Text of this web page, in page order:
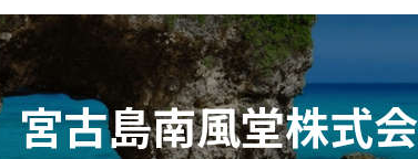
宮古島南風堂株式